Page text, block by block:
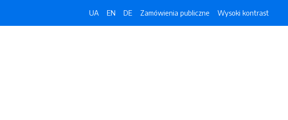
UA EN DE Zamówienia publiczne Wysoki kontrast